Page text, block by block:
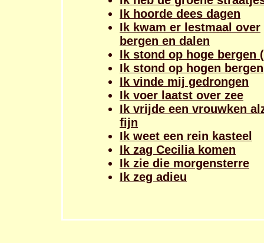
Ik hoorde dees dagen
Ik kwam er lestmaal over
bergen en dalen
Ik stond op hoge bergen
Ik stond op hogen bergen
Ik vinde mij gedrongen
Ik voer laatst over zee
Ik vrijde een vrouwken
fijn
Ik weet een rein kasteel
Ik zag Cecilia komen
Ik zie die morgensterre
Ik zeg adieu